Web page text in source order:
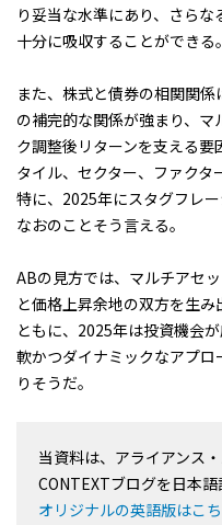
り妥当な水準にあり、さら
十分に吸収することができる。
また、株式と債券の相関関
の補完的な関係が強まり、
ク調整後リターンを支える
タイル、セクター、ファクタ
特に、2025年にスタグフレ
なおのことそう言える。
ABの見方では、マルチアセ
と価格上昇余地の双方を生
ともに、2025年は投資機会
軟かつダイナミックなアプ
りそうだ。
当資料は、アライアンス
CONTEXTブログを日本語
オリジナルの英語版はこ